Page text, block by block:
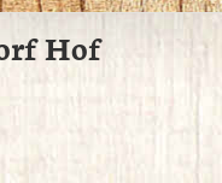
Hof